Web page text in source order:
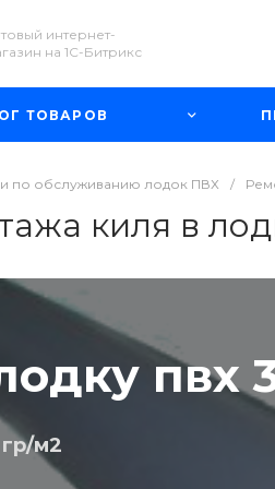
интернет-
на 1С-Битрикс
ТОВАРОВ
по обслуживанию лодок ПВХ /
киля в
пвх
м2